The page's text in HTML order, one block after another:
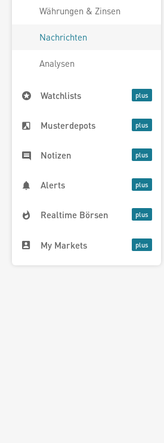
Währungen & Zinsen
Nachrichten
Analysen
Watchlists
Musterdepots
Notizen
Alerts
Realtime Börsen
My Markets